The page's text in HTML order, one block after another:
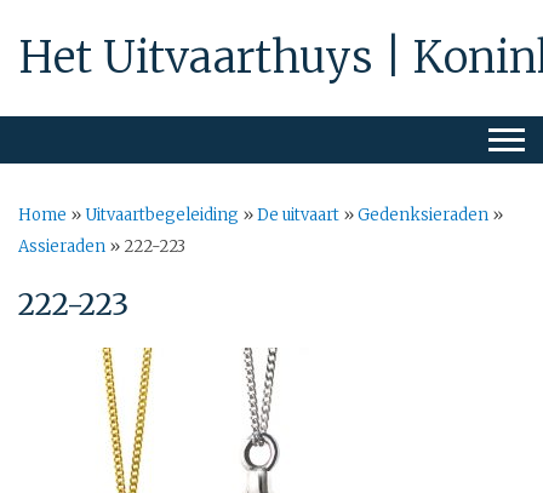
Het Uitvaarthuys |
Home »Uitvaartbegeleiding »De uitvaart »Gedenksieraden »
Assieraden » 222-223
222-223